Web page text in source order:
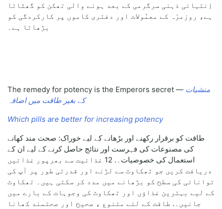
اِنتہائی ذہنی سرگرمی کے بعد ہونے والی تھکن کو گھٹاتا
ہے، روزمرّہ کے معمُولات اور دفتری کاموں پر کارکردگی کو
بڑھاتا ہے۔
The remedy for potency is the Emperors secret — منشیات
کے بغیر طاقت میں اضافہ
Which pills are better for increasing potency
طاقت کو برقرار رکھنے اور بڑھانے کے لیے خوراک: صحت مند کھانے
کی مصنوعات کی فہرست اور نتائج حاصل کرنے کے لیے ان کے
استعمال کی خصوصیات۔. 12 غذائیت سے بھرپور غذائیں
دریافت کریں جو تھکاوٹ سے لڑنے اور قدرتی طور پر آپ کی
توانائی کی سطح کو بڑھانے میں مدد کر سکتی ہیں۔ تھکاوٹ
کے لیے بہترین غذاؤں اور تھکاوٹ کی وجوہات کے بارے میں
جانیں۔. طاقت کے لئے متنوع ، صحیح اور صحتمند کھانا